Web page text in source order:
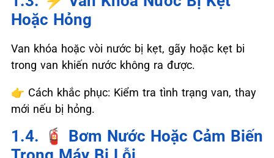
Hoặc Hỏng
Van khóa hoặc vòi nước bị kẹt, gãy hoặc kẹt bi
trong van khiến nước không ra được.
👉 Cách khắc phục: Kiểm tra tình trạng van, thay
mới nếu bị hỏng.
1.4. 🧯 Bơm Nước Hoặc Cảm Biến